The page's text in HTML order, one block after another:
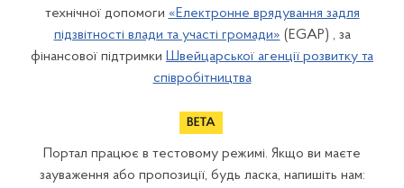
технічної допомоги «Електронне врядування задля
підзвітності влади та участі громади» (EGAP) , за
фінансової підтримки Швейцарської агенції розвитку та
співробітництва
Портал працює в тестовому режимі. Якщо ви маєте
зауваження або пропозиції, будь ласка, напишіть нам: